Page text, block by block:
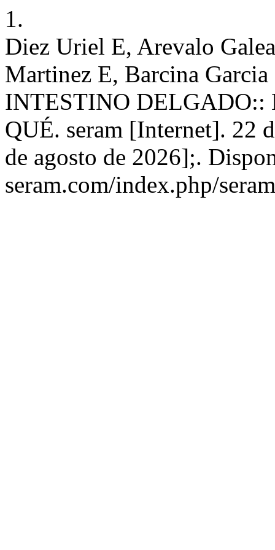
1.
Diez Uriel E, Arevalo
Martinez E, Barcina
INTESTINO DELGADO::
QUÉ. seram [Internet]. 22
de agosto de 2026];.
seram.com/index.php/